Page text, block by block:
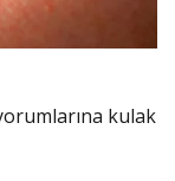
kulak